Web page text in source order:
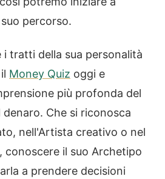
percorso.
tratti della sua personalità
Money Quiz oggi e
più profonda del
Che si riconosca
nell'Artista creativo o nel
conoscere il suo Archetipo
a prendere decisioni